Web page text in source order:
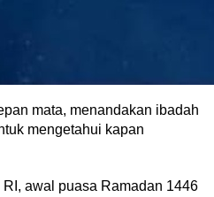
mata, menandakan ibadah
mengetahui kapan
awal puasa Ramadan 1446